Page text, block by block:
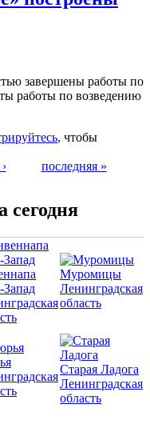
завершены работы по
работы по возведению
шестой очереди МЖК
этажи
, чтобы
последняя »
сегодня
Муромицы
Ленинградская
область
Старая Ладога
Ленинградская
область